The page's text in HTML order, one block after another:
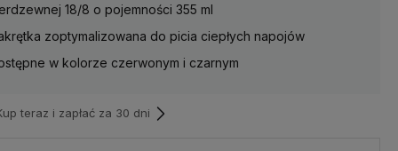
18/8 o pojemności 355 ml
zoptymalizowana do picia ciepłych napojów
w kolorze czerwonym i czarnym
teraz i zapłać za 30 dni